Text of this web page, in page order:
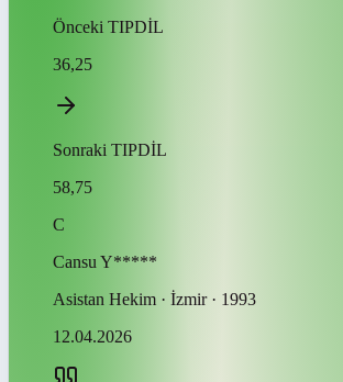
Önceki TIPDİL
36,25
Sonraki TIPDİL
58,75
C
Cansu Y*****
Asistan Hekim · İzmir · 1993
12.04.2026